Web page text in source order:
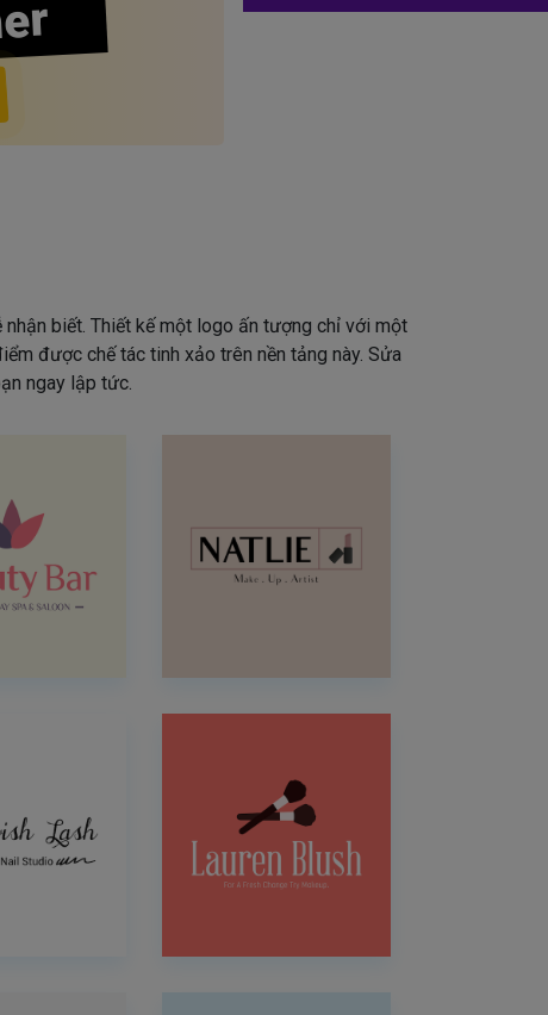
biết. Thiết kế một logo ấn tượng chỉ với một
được chế tác tinh xảo trên nền tảng này. Sửa
ngay lập tức.